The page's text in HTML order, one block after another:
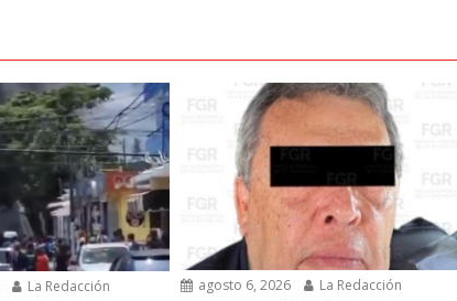
La Redacción agosto 6, 2026 La Redacción